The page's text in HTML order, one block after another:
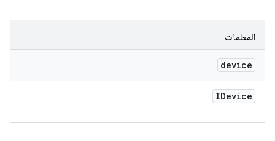
المعلمات
device
IDevice